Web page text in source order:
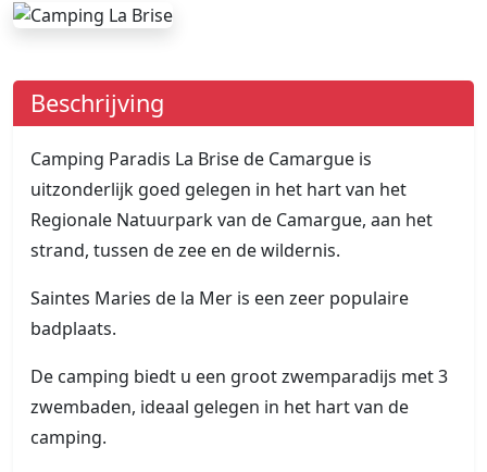
Beschrijving
Camping Paradis La Brise de Camargue is
uitzonderlijk goed gelegen in het hart van het
Regionale Natuurpark van de Camargue, aan het
strand, tussen de zee en de wildernis.
Saintes Maries de la Mer is een zeer populaire
badplaats.
De camping biedt u een groot zwemparadijs met 3
zwembaden, ideaal gelegen in het hart van de
camping.